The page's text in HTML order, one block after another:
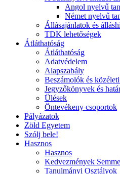
Angol nyelvű
Német nyelvű
Állásajánlatok és
TDK lehetőségek
Átláthatóság
Átláthatóság
Adatvédelem
Alapszabály
Beszámolók és
Jegyzőkönyvek és
Ülések
Öntevékeny csoportok
Pályázatok
Zöld Egyetem
Szólj bele!
Hasznos
Hasznos
Kedvezmények
Tanulmányi Osztályok